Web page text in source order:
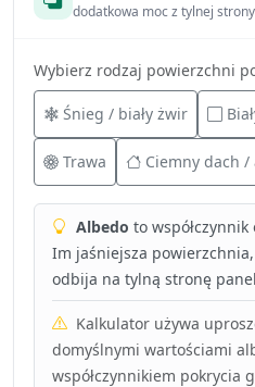
dodatkowa moc z tylnej
Wybierz rodzaj powierzchni
Śnieg / biały żwir
Trawa Ciemny dach /
Albedo to współczynnik
Im jaśniejsza
odbija na tylną stronę
Kalkulator używa
domyślnymi wartościami
współczynnikiem pokrycia